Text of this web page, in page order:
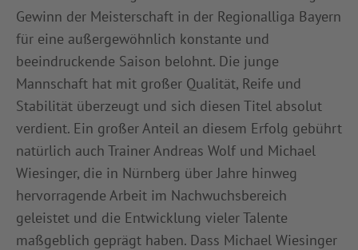
Gewinn der Meisterschaft in der Regionalliga Bayern
für eine außergewöhnlich konstante und
beeindruckende Saison belohnt. Die junge
Mannschaft hat mit großer Qualität, Reife und
Stabilität überzeugt und sich diesen Titel absolut
verdient. Ein großer Anteil an diesem Erfolg gebührt
natürlich auch Trainer Andreas Wolf und Michael
Wiesinger, die in Nürnberg über Jahre hinweg
hervorragende Arbeit im Nachwuchsbereich
geleistet und die Entwicklung vieler Talente
maßgeblich geprägt haben. Dass Michael Wiesinger